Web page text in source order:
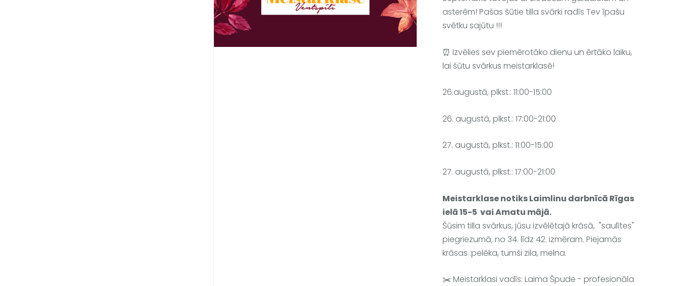
asterēm! Pašas šūtie tilla svārki radīs Tev īpašu
svētku sajūtu !!!
⏰ Izvēlies sev piemērotāko dienu un ērtāko laiku,
lai šūtu svārkus meistarklasē!
26.augustā, plkst.: 11:00-15:00
26. augustā, plkst.: 17:00-21:00
27. augustā, plkst.: 11:00-15:00
27. augustā, plkst.: 17:00-21:00
Meistarklase notiks Laimlinu darbnīcā Rīgas
ielā 15-5  vai Amatu mājā.
Šūsim tilla svārkus, jūsu izvēlētajā krāsā,  "saulītes"
piegriezumā, no 34. līdz 42. izmēram. Piejamās
krāsas :pelēka, tumši zila, melna.
✂️ Meistarklasi vadīs: Laima Špude - profesionāla